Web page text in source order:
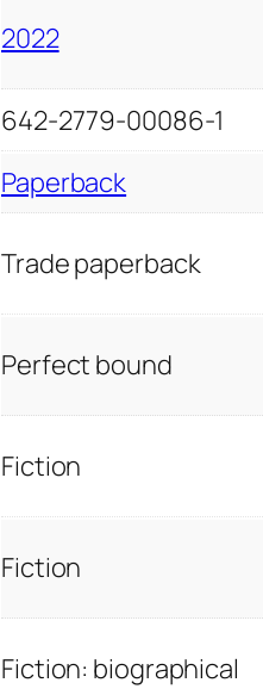
2022
642-2779-00086-1
Paperback
Trade paperback
Perfect bound
Fiction
Fiction
Fiction: biographical